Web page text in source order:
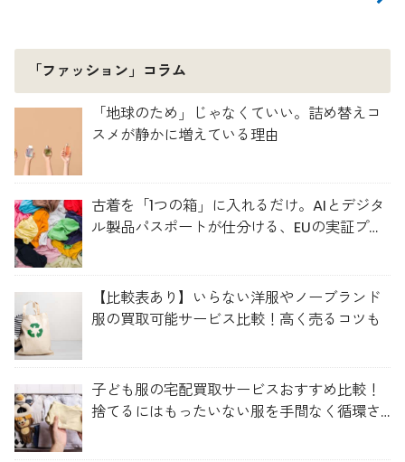
「ファッション」コラム
「地球のため」じゃなくていい。詰め替えコ
スメが静かに増えている理由
古着を「1つの箱」に入れるだけ。AIとデジタ
ル製品パスポートが仕分ける、EUの実証プロ
【比較表あり】いらない洋服やノーブランド
服の買取可能サービス比較！高く売るコツも
子ども服の宅配買取サービスおすすめ比較！
捨てるにはもったいない服を手間なく循環さ